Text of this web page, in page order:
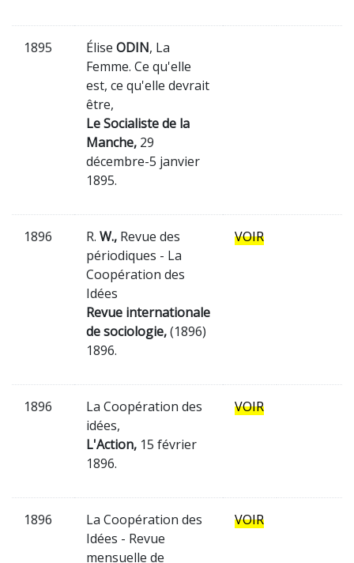
1895 ÉliseODIN, La
Femme. Ce qu'elle
est, ce qu'elle devrait
être,
Le Socialiste de la
Manche, 29
décembre-5 janvier
1895.
1896 R.W., Revue des
périodiques - La
Coopération des
Idées
Revue internationale
de sociologie,(1896)
1896.
VOIR
1896
La Coopération des
idées,
L'Action, 15 février
1896.
VOIR
1896
La Coopération des
Idées - Revue
mensuelle de
VOIR